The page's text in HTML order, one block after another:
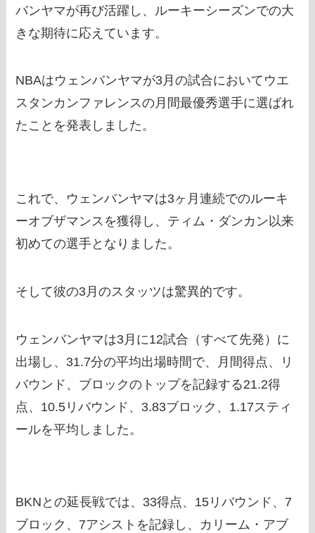
バンヤマが再び活躍し、ルーキーシーズンでの大
きな期待に応えています。
NBAはウェンバンヤマが3月の試合においてウエ
スタンカンファレンスの月間最優秀選手に選ばれ
たことを発表しました。
これで、ウェンバンヤマは3ヶ月連続でのルーキ
ーオブザマンスを獲得し、ティム・ダンカン以来
初めての選手となりました。
そして彼の3月のスタッツは驚異的です。
ウェンバンヤマは3月に12試合（すべて先発）に
出場し、31.7分の平均出場時間で、月間得点、リ
バウンド、ブロックのトップを記録する21.2得
点、10.5リバウンド、3.83ブロック、1.17スティ
ールを平均しました。
BKNとの延長戦では、33得点、15リバウンド、7
ブロック、7アシストを記録し、カリーム・アブ